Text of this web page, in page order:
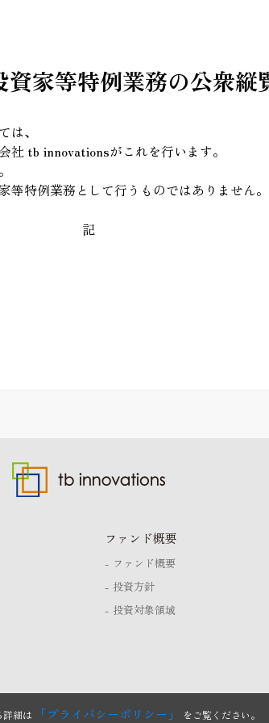
細は 「プライバシーポリシー」
をご覧ください。
資家等特例業務の公衆縦
は、
tb innovationsがこれを行います。
。
特例業務として行うものではありません。
記
ファンド概要
ファンド概要
投資方針
投資対象領域